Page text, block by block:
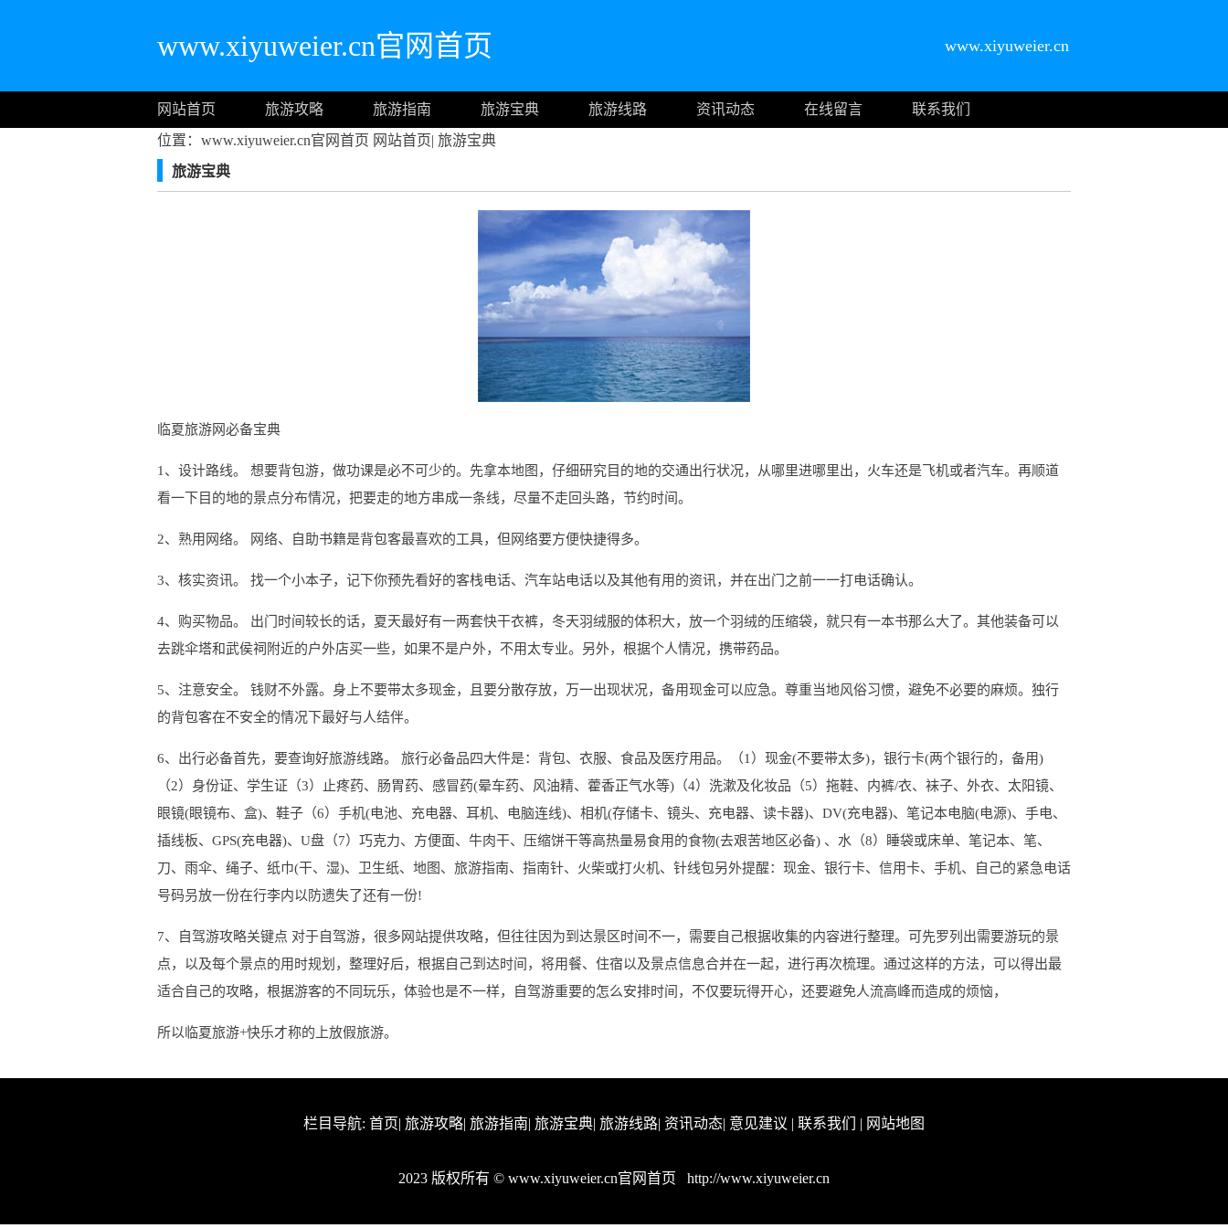
www.xiyuweier.cn官网首页 www.xiyuweier.cn
网站首页 旅游攻略 旅游指南 旅游宝典 旅游线路 资讯动态 在线留言
联系我们
位置：www.xiyuweier.cn官网首页 网站首页| 旅游宝典
旅游宝典
临夏旅游网必备宝典
1、设计路线。 想要背包游，做功课是必不可少的。先拿本地图，仔细研究目的地的交通出行状况，从哪里进哪里出，火车还是飞机或者汽车。再顺道
看一下目的地的景点分布情况，把要走的地方串成一条线，尽量不走回头路，节约时间。
2、熟用网络。 网络、自助书籍是背包客最喜欢的工具，但网络要方便快捷得多。
3、核实资讯。 找一个小本子，记下你预先看好的客栈电话、汽车站电话以及其他有用的资讯，并在出门之前一一打电话确认。
4、购买物品。 出门时间较长的话，夏天最好有一两套快干衣裤，冬天羽绒服的体积大，放一个羽绒的压缩袋，就只有一本书那么大了。其他装备可以
去跳伞塔和武侯祠附近的户外店买一些，如果不是户外，不用太专业。另外，根据个人情况，携带药品。
5、注意安全。 钱财不外露。身上不要带太多现金，且要分散存放，万一出现状况，备用现金可以应急。尊重当地风俗习惯，避免不必要的麻烦。独行
的背包客在不安全的情况下最好与人结伴。
6、出行必备首先，要查询好旅游线路。 旅行必备品四大件是：背包、衣服、食品及医疗用品。（1）现金(不要带太多)，银行卡(两个银行的，备用)
（2）身份证、学生证（3）止疼药、肠胃药、感冒药(晕车药、风油精、藿香正气水等)（4）洗漱及化妆品（5）拖鞋、内裤/衣、袜子、外衣、太阳镜、
眼镜(眼镜布、盒)、鞋子（6）手机(电池、充电器、耳机、电脑连线)、相机(存储卡、镜头、充电器、读卡器)、DV(充电器)、笔记本电脑(电源)、手电、
插线板、GPS(充电器)、U盘（7）巧克力、方便面、牛肉干、压缩饼干等高热量易食用的食物(去艰苦地区必备) 、水（8）睡袋或床单、笔记本、笔、
刀、雨伞、绳子、纸巾(干、湿)、卫生纸、地图、旅游指南、指南针、火柴或打火机、针线包另外提醒：现金、银行卡、信用卡、手机、自己的紧急电话
号码叧放一份在行李内以防遗失了还有一份!
7、自驾游攻略关键点 对于自驾游，很多网站提供攻略，但往往因为到达景区时间不一，需要自己根据收集的内容进行整理。可先罗列出需要游玩的景
点，以及每个景点的用时规划，整理好后，根据自己到达时间，将用餐、住宿以及景点信息合并在一起，进行再次梳理。通过这样的方法，可以得出最
适合自己的攻略，根据游客的不同玩乐，体验也是不一样，自驾游重要的怎么安排时间，不仅要玩得开心，还要避免人流高峰而造成的烦恼，
所以临夏旅游+快乐才称的上放假旅游。
栏目导航: 首页| 旅游攻略| 旅游指南| 旅游宝典| 旅游线路| 资讯动态| 意见建议 | 联系我们 | 网站地图
2023 版权所有 © www.xiyuweier.cn官网首页 http://www.xiyuweier.cn